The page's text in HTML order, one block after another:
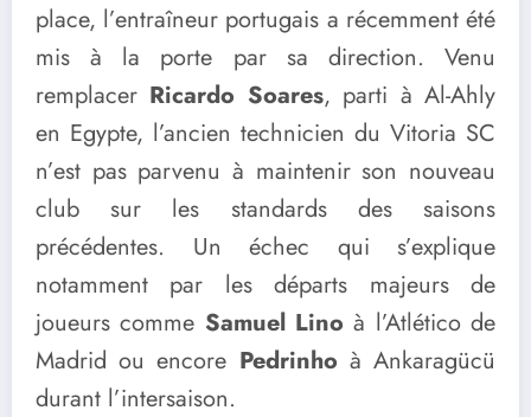
place, l’entraîneur portugais a récemment été
mis à la porte par sa direction. Venu
remplacer Ricardo Soares, parti à Al-Ahly
en Egypte, l’ancien technicien du Vitoria SC
n’est pas parvenu à maintenir son nouveau
club sur les standards des saisons
précédentes. Un échec qui s’explique
notamment par les départs majeurs de
joueurs comme Samuel Lino à l’Atlético de
Madrid ou encore Pedrinho à Ankaragücü
durant l’intersaison.